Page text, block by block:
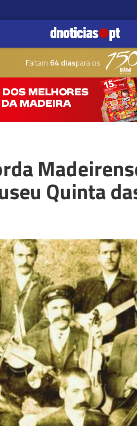
Faltam 64 diaspara os
Quinta